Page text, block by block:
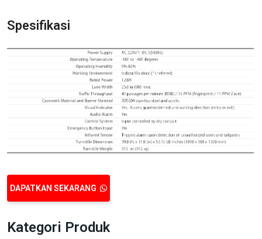
Spesifikasi
DAPATKAN SEKARANG
Kategori Produk